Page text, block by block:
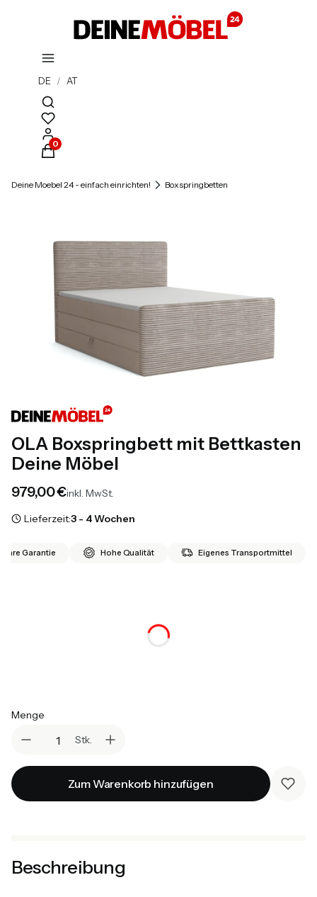
DE / AT
Suchmaschine öffnen
Produkte im Warenkorb: 0. Details anzeigen
Deine Moebel 24 - einfach einrichten! Boxspringbetten
OLA Boxspringbett mit Bettkasten
Deine Möbel
Preis
979,00 €inkl. MwSt.
Lieferzeit:3 - 4 Wochen
Garantie Hohe Qualität Eigenes Transportmittel
Menge
Stk.
Zum Warenkorb hinzufügen
Beschreibung